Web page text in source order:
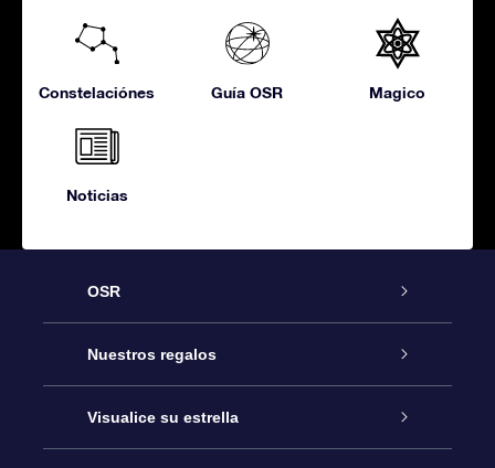
Constelaciónes Guía OSR Magico
Noticias
OSR
Atención
Contáctanos
Nuestros regalos
Regalo Estrella Online
Visualice su estrella